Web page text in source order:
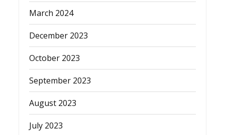
March 2024
December 2023
October 2023
September 2023
August 2023
July 2023